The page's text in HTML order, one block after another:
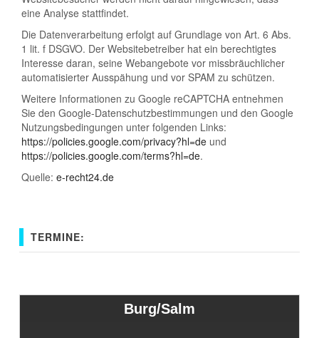
eine Analyse stattfindet.
Die Datenverarbeitung erfolgt auf Grundlage von Art. 6 Abs.
1 lit. f DSGVO. Der Websitebetreiber hat ein berechtigtes
Interesse daran, seine Webangebote vor missbräuchlicher
automatisierter Ausspähung und vor SPAM zu schützen.
Weitere Informationen zu Google reCAPTCHA entnehmen
Sie den Google-Datenschutzbestimmungen und den Google
Nutzungsbedingungen unter folgenden Links:
https://policies.google.com/privacy?hl=de und
https://policies.google.com/terms?hl=de.
Quelle: e-recht24.de
TERMINE:
Burg/Salm